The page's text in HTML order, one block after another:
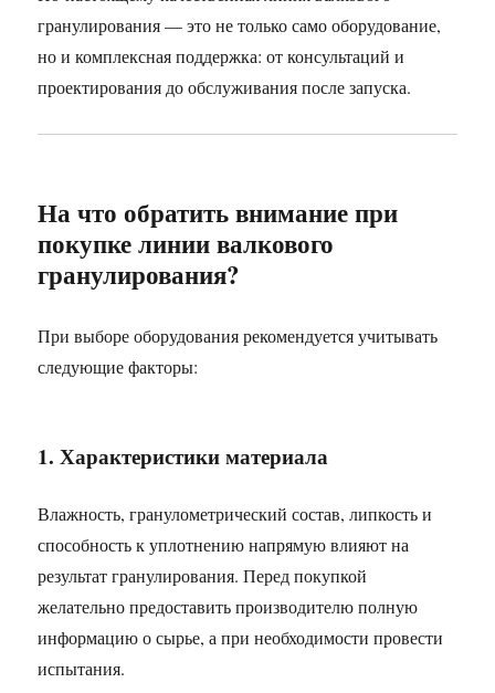
гранулирования — это не только само оборудование,
но и комплексная поддержка: от консультаций и
проектирования до обслуживания после запуска.
На что обратить внимание при
покупке линии валкового
гранулирования?
При выборе оборудования рекомендуется учитывать
следующие факторы:
1. Характеристики материала
Влажность, гранулометрический состав, липкость и
способность к уплотнению напрямую влияют на
результат гранулирования. Перед покупкой
желательно предоставить производителю полную
информацию о сырье, а при необходимости провести
испытания.